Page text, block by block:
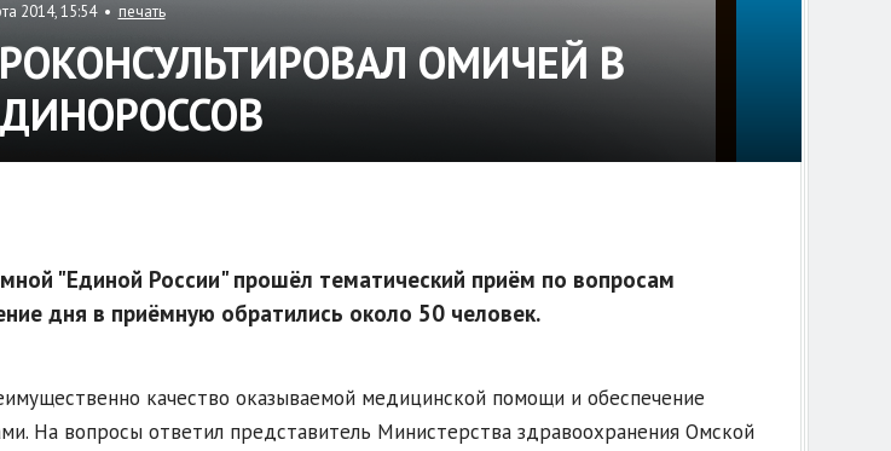
2014, 15:54 • печать
ОМИЧЕЙ В
"Единой России" прошёл тематический приём по вопросам
дня в приёмную обратились около 50 человек.
качество оказываемой медицинской помощи и обеспечение
На вопросы ответил представитель Министерства здравоохранения Омской